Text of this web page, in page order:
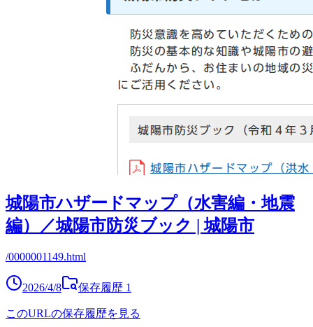
城陽市ハザードマップ（水害編・地震
編）／城陽市防災ブック | 城陽市
/0000001149.html
2026/4/8 保存履歴 1
このURLの保存履歴を見る